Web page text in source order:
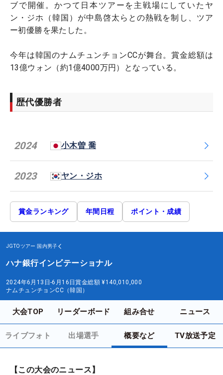
ブで開催。かつて日本ツアーを主戦場にしていたヤ
ン・ジホ（韓国）が中島啓太らとの熱戦を制し、ツア
ー初優勝を果たした。
今年は韓国のナムチュンチョンCCが舞台。賞金総額は
13億ウォン（約1億4000万円）となっている。
歴代優勝者
2024 小木曽 喬
2023 ヤン・ジホ
賞金ランキング 年間日程 ポイント・成績
JGTOツアー 国内男子
ハナ銀行インビテーショナル
2024年6月13日-6月16日賞金総額 ¥140,010,000
ナムチュンチョンCC（韓国）
大会TOP リーダーボード 組み合せ ニュース
ライブフォト 出場選手 概要など TV放送予定
【この大会のニュース】